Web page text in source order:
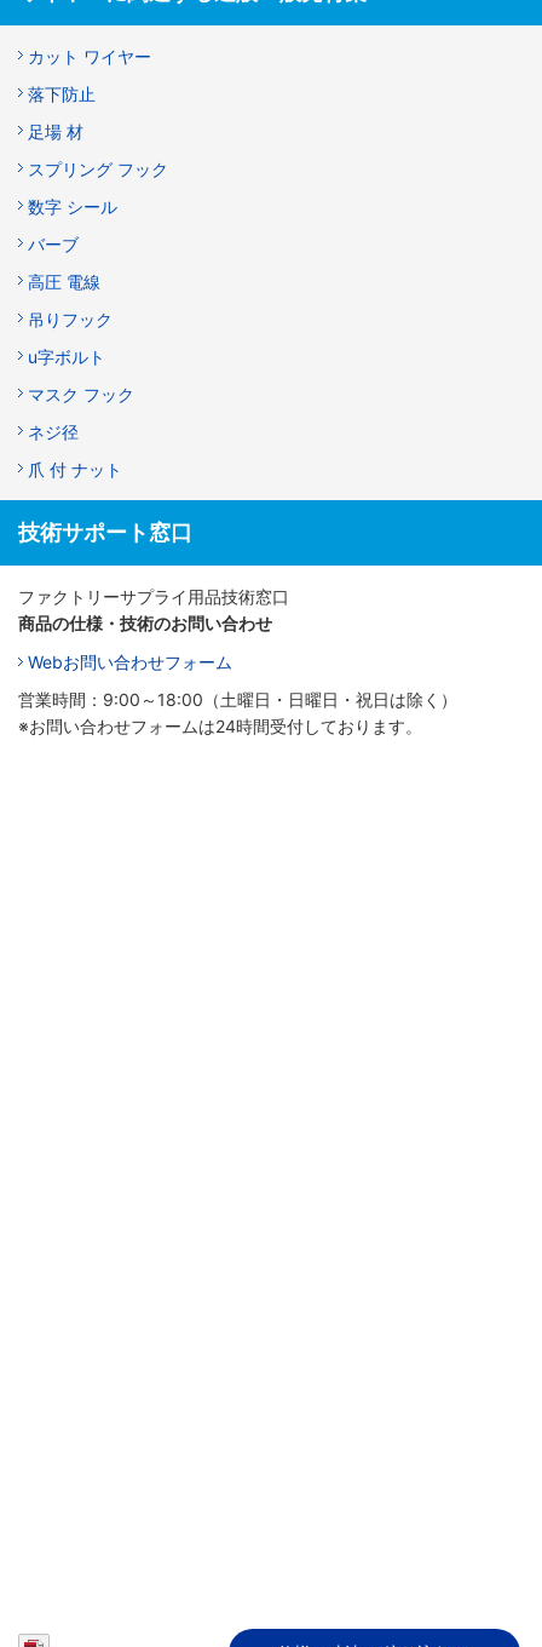
カット ワイヤー
落下防止
足場 材
スプリング フック
数字 シール
バーブ
高圧 電線
吊りフック
u字ボルト
マスク フック
ネジ径
爪 付 ナット
技術サポート窓口
ファクトリーサプライ用品技術窓口
商品の仕様・技術のお問い合わせ
Webお問い合わせフォーム
営業時間：9:00～18:00（土曜日・日曜日・祝日は除く）
※お問い合わせフォームは24時間受付しております。